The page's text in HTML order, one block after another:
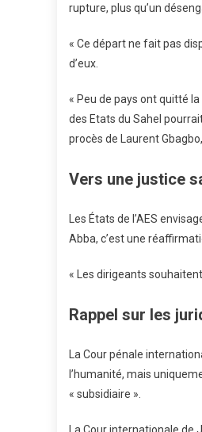
rupture, plus qu’un
« Ce départ ne fait pas
d’eux.
« Peu de pays ont quitté
des Etats du Sahel
procès de Laurent
Vers une justice
Les États de l’AES
Abba, c’est une
« Les dirigeants
Rappel sur les
La Cour pénale
l’humanité, mais
« subsidiaire ».
La Cour internationale